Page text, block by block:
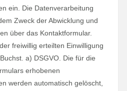
ein. Die Datenverarbeitung
Zweck der Abwicklung und
über das Kontaktformular.
freiwillig erteilten Einwilligung
a) DSGVO. Die für die
erhobenen
werden automatisch gelöscht,